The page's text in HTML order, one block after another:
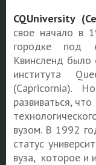
CQUniversity
свое начало в
городке под
Квинсленд было
института
(Capricornia).
развиваться,
вузом. В 1992
статус
вуза, которое и